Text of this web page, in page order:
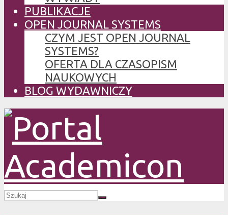
PUBLIKACJE
OPEN JOURNAL SYSTEMS
CZYM JEST OPEN JOURNAL
SYSTEMS?
OFERTA DLA CZASOPISM
NAUKOWYCH
BLOG WYDAWNICZY